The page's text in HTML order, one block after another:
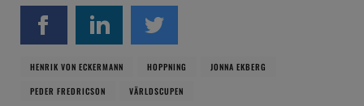
HENRIK VON ECKERMANN HOPPNING
JONNA EKBERG
PEDER FREDRICSON
VÄRLDSCUPEN